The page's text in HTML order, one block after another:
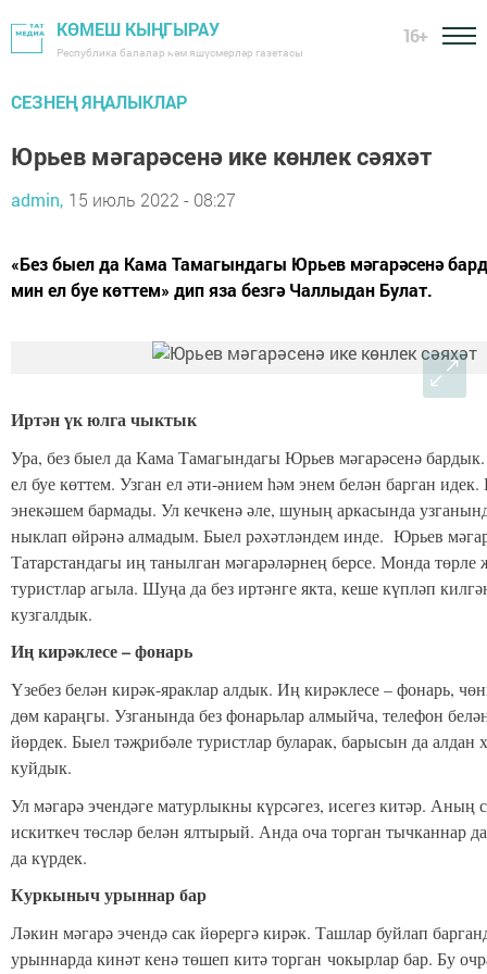
КӨМЕШ КЫҢГЫРАУ
Республика балалар һәм яшүсмерләр газетасы
16+
СЕЗНЕҢ ЯҢАЛЫКЛАР
Юрьев мәгарәсенә ике көнлек сәяхәт
admin, 15 июль 2022 - 08:27
«Без быел да Кама Тамагындагы Юрьев мәгарәсенә
мин ел буе көттем» дип яза безгә Чаллыдан Булат.
Иртән үк юлга чыктык
Ура, без быел да Кама Тамагындагы Юрьев мәгарәсенә
ел буе көттем. Узган ел әти-әнием һәм энем белән барган
энекәшем бармады. Ул кечкенә әле, шуның аркасында
ныклап өйрәнә алмадым. Быел рәхәтләндем инде. Юрьев
Татарстандагы иң танылган мәгарәләрнең берсе. Монда төрле
туристлар агыла. Шуңа да без иртәнге якта, кеше күпләп
кузгалдык.
Иң кирәклесе – фонарь
Үзебез белән кирәк-яраклар алдык. Иң кирәклесе – фонарь,
дөм караңгы. Узганында без фонарьлар алмыйча, телефон
йөрдек. Быел тәҗрибәле туристлар буларак, барысын да алдан
куйдык.
Ул мәгарә эчендәге матурлыкны күрсәгез, исегез китәр. Аның
искиткеч төсләр белән ялтырый. Анда оча торган тычканнар
да күрдек.
Куркыныч урыннар бар
Ләкин мәгарә эчендә сак йөрергә кирәк. Ташлар буйлап
урыннарда кинәт кенә төшеп китә торган чокырлар бар. Бу